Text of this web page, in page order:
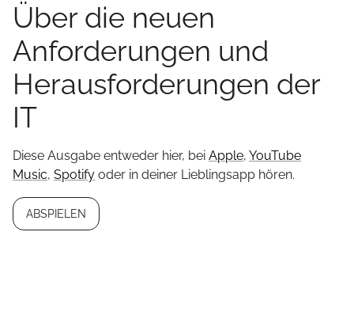
Über die neuen
Anforderungen und
Herausforderungen der
IT
Diese Ausgabe entweder hier, bei Apple, YouTube
Music, Spotify oder in deiner Lieblingsapp hören.
ABSPIELEN